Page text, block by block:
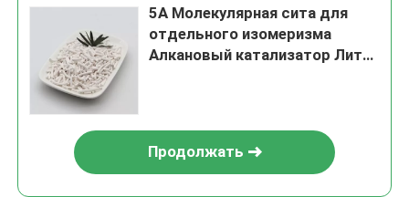
5A Молекулярная сита для
отдельного изомеризма
Алкановый катализатор Литий
Продолжать